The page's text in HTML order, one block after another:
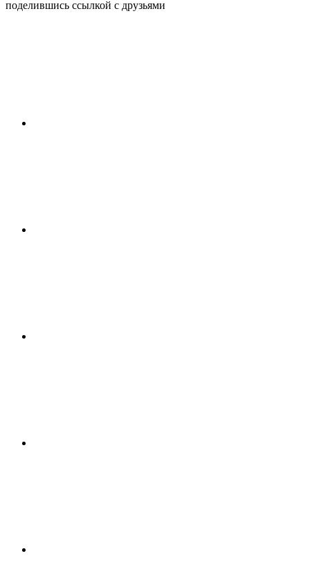
поделившись ссылкой с друзьями